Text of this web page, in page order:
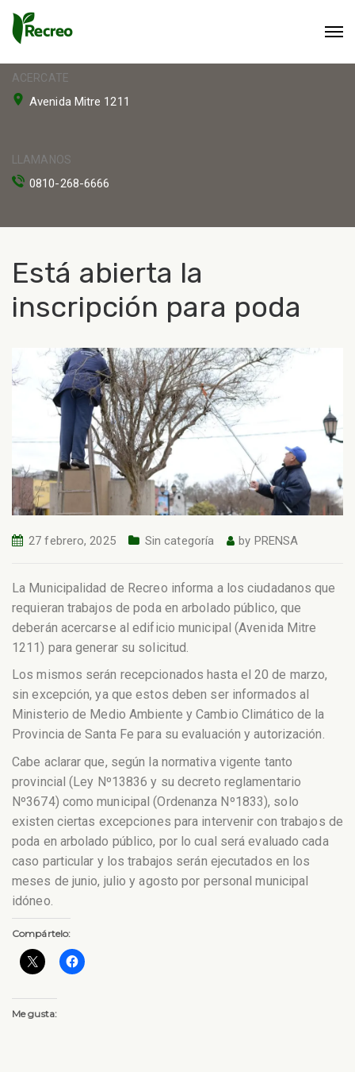
ACERCATE
Avenida Mitre 1211
LLAMANOS
0810-268-6666
Está abierta la
inscripción para poda
27 febrero, 2025 Sin categoría by PRENSA
La Municipalidad de Recreo informa a los ciudadanos que
requieran trabajos de poda en arbolado público, que
deberán acercarse al edificio municipal (Avenida Mitre
1211) para generar su solicitud.
Los mismos serán recepcionados hasta el 20 de marzo,
sin excepción, ya que estos deben ser informados al
Ministerio de Medio Ambiente y Cambio Climático de la
Provincia de Santa Fe para su evaluación y autorización.
Cabe aclarar que, según la normativa vigente tanto
provincial (Ley Nº13836 y su decreto reglamentario
Nº3674) como municipal (Ordenanza Nº1833), solo
existen ciertas excepciones para intervenir con trabajos de
poda en arbolado público, por lo cual será evaluado cada
caso particular y los trabajos serán ejecutados en los
meses de junio, julio y agosto por personal municipal
idóneo.
Compártelo:
Me gusta: